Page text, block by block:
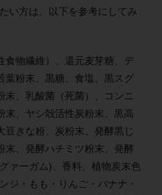
い方は、以下を参考にしてみ
食物繊維）、還元麦芽糖、デ
葉粉末、黒糖、食塩、黒スグ
末、乳酸菌（死菌）、コンニ
末、ヤシ殻活性炭粉末、黒高
豆きな粉、炭粉末、発酵黒じ
末、発酵ハチミツ粉末、発酵
ァーガム)、香料、植物炭末色
ジ・もも・りんご・バナナ・